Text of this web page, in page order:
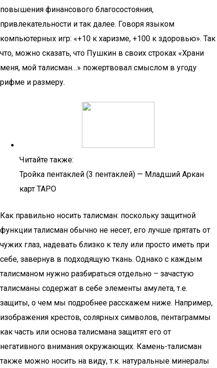
повышения финансового благосостояния,
привлекательности и так далее. Говоря языком
компьютерных игр: «+10 к харизме, +100 к здоровью». Так
что, можно сказать, что Пушкин в своих строках «Храни
меня, мой талисман…» пожертвовал смыслом в угоду
рифме и размеру.
Читайте также:
Тройка пентаклей (3 пентаклей) — Младший Аркан
карт ТАРО
Как правильно носить талисман: поскольку защитной
функции талисман обычно не несет, его лучше прятать от
чужих глаз, надевать близко к телу или просто иметь при
себе, завернув в подходящую ткань. Однако с каждым
талисманом нужно разбираться отдельно – зачастую
талисманы содержат в себе элементы амулета, т.е.
защиты, о чем мы подробнее расскажем ниже. Например,
изображения крестов, солярных символов, пентаграммы
как часть или основа талисмана защитят его от
негативного внимания окружающих. Камень-талисман
также можно носить на виду, т.к. натуральные минералы